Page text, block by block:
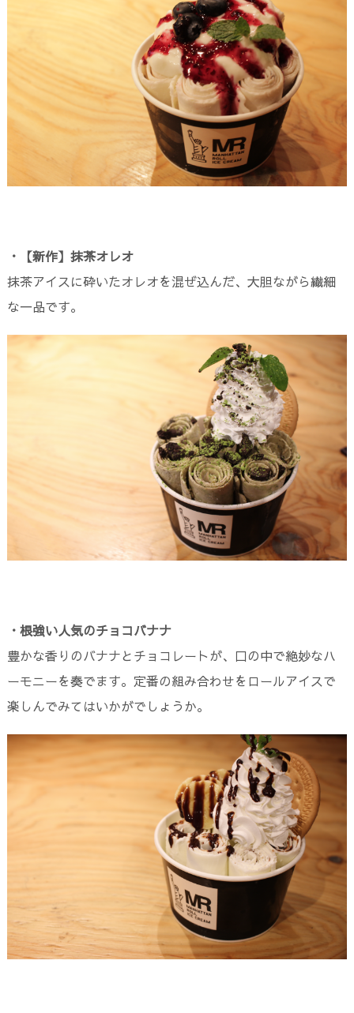
・【新作】抹茶オレオ
抹茶アイスに砕いたオレオを混ぜ込んだ、大胆ながら繊細
な一品です。
・根強い人気のチョコバナナ
豊かな香りのバナナとチョコレートが、口の中で絶妙なハ
ーモニーを奏でます。定番の組み合わせをロールアイスで
楽しんでみてはいかがでしょうか。